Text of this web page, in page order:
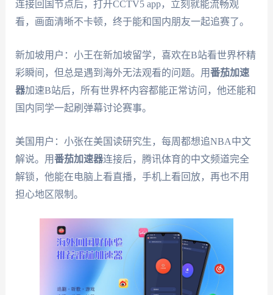
连接回国节点后，打开CCTV5 app，立刻就能流畅观
看，画面清晰不卡顿，终于能和国内朋友一起追赛了。
新加坡用户：小王在新加坡留学，喜欢在B站看世界杯精
彩瞬间，但总是遇到海外无法观看的问题。用番茄加速
器加速B站后，所有世界杯内容都能正常访问，他还能和
国内同学一起刷弹幕讨论赛事。
美国用户：小张在美国读研究生，每周都想追NBA中文
解说。用番茄加速器连接后，腾讯体育的中文频道完全
解锁，他能在电脑上看直播，手机上看回放，再也不用
担心地区限制。